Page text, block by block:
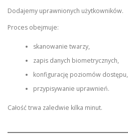
Dodajemy uprawnionych użytkowników.
Proces obejmuje:
skanowanie twarzy,
zapis danych biometrycznych,
konfigurację poziomów dostępu,
przypisywanie uprawnień.
Całość trwa zaledwie kilka minut.